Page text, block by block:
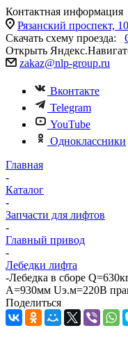
Контактная информация
Рязанский проспект,
Скачать схему проезда:
Открыть
zakaz@nlp-group.ru
Вконтакте
Telegram
YouTube
Одноклассники
Главная
-
Каталог
-
Запчасти для лифтов
-
Главный привод
-
Лебедки лифта
-Лебедка в сборе
А=930мм Uэ.м=220В
Поделиться